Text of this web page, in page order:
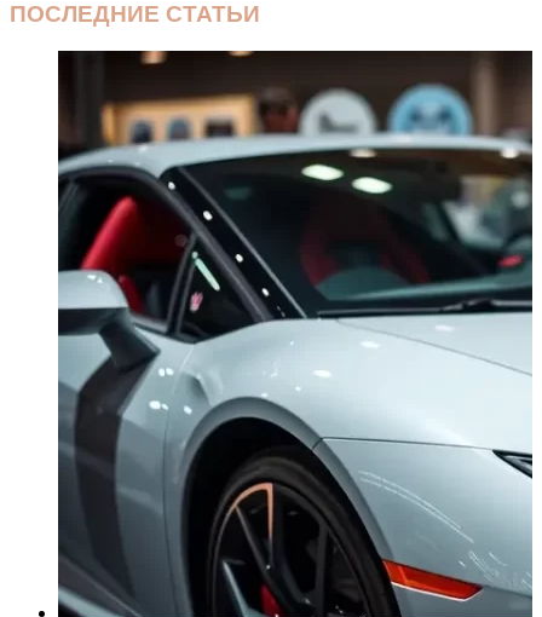
ПОСЛЕДНИЕ СТАТЬИ